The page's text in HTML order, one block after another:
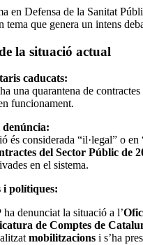
en Defensa de la Sanitat
tema que genera un intens
la situació actual
caducats:
una quarantena de
funcionament.
és considerada “il·legal” o
del Sector Públic de
en el sistema.
i polítiques:
ha denunciat la situació a l’
de Comptes de
mobilitzacions i s’ha